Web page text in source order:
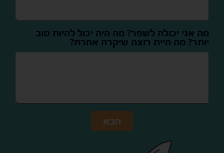
מה אני יכולה לשפר? מה היה יכול להיות טוב
יותר? מה היית רוצה שיקרה אחרת?
הבא